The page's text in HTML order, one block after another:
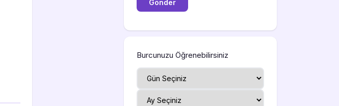
Burcunuzu Öğrenebilirsiniz